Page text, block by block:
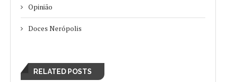
Opinião
Doces Nerópolis
RELATED POSTS